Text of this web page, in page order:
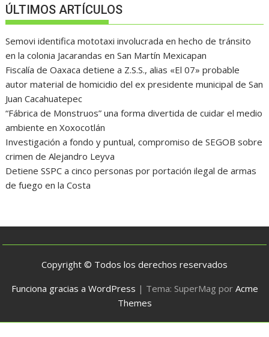
ÚLTIMOS ARTÍCULOS
Semovi identifica mototaxi involucrada en hecho de tránsito
en la colonia Jacarandas en San Martín Mexicapan
Fiscalía de Oaxaca detiene a Z.S.S., alias «El 07» probable
autor material de homicidio del ex presidente municipal de San
Juan Cacahuatepec
“Fábrica de Monstruos” una forma divertida de cuidar el medio
ambiente en Xoxocotlán
Investigación a fondo y puntual, compromiso de SEGOB sobre
crimen de Alejandro Leyva
Detiene SSPC a cinco personas por portación ilegal de armas
de fuego en la Costa
Copyright © Todos los derechos reservados
Funciona gracias a WordPress | Tema: SuperMag por Acme
Themes